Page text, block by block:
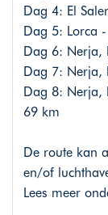
Dag 4: El
Dag 5: Lorca
Dag 6: Nerja,
Dag 7: Nerja,
Dag 8: Nerja,
69 km
De route kan
en/of
Lees meer